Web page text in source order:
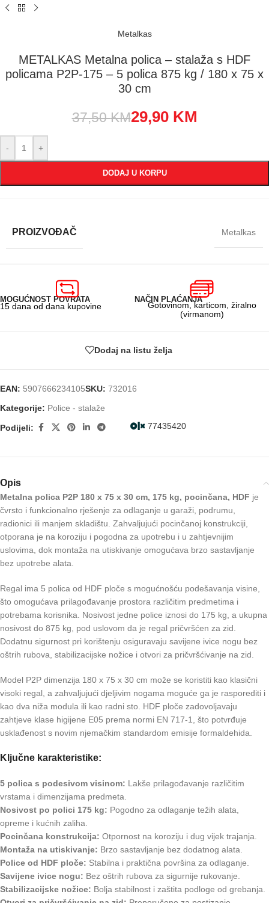
Metalkas
METALKAS Metalna polica – stalaža s HDF
policama P2P-175 – 5 polica 875 kg / 180 x 75 x
30 cm
37,50KM29,90 KM
- +
DODAJ U KORPU
PROIZVOĐAČ Metalkas
MOGUĆNOST POVRATA
15 dana od dana kupovine
NAČIN PLAĆANJA
Gotovinom, karticom, žiralno
(virmanom)
Dodaj na listu želja
EAN: 5907666234105SKU: 732016
Kategorije: Police - stalaže
77435420
Podijeli:
Opis
Metalna polica P2P 180 x 75 x 30 cm, 175 kg, pocinčana, HDF je
čvrsto i funkcionalno rješenje za odlaganje u garaži, podrumu,
radionici ili manjem skladištu. Zahvaljujući pocinčanoj konstrukciji,
otporana je na koroziju i pogodna za upotrebu i u zahtjevnijim
uslovima, dok montaža na utiskivanje omogućava brzo sastavljanje
bez upotrebe alata.
Regal ima 5 polica od HDF ploče s mogućnošću podešavanja visine,
što omogućava prilagođavanje prostora različitim predmetima i
potrebama korisnika. Nosivost jedne police iznosi do 175 kg, a ukupna
nosivost do 875 kg, pod uslovom da je regal pričvršćen za zid.
Dodatnu sigurnost pri korištenju osiguravaju savijene ivice nogu bez
oštrih rubova, stabilizacijske nožice i otvori za pričvršćivanje na zid.
Model P2P dimenzija 180 x 75 x 30 cm može se koristiti kao klasični
visoki regal, a zahvaljujući djeljivim nogama moguće ga je rasporediti i
kao dva niža modula ili kao radni sto. HDF ploče zadovoljavaju
zahtjeve klase higijene E05 prema normi EN 717-1, što potvrđuje
usklađenost s novim njemačkim standardom emisije formaldehida.
Ključne karakteristike:
5 polica s podesivom visinom: Lakše prilagođavanje različitim
vrstama i dimenzijama predmeta.
Nosivost po polici 175 kg: Pogodno za odlaganje težih alata,
opreme i kućnih zaliha.
Pocinčana konstrukcija: Otpornost na koroziju i dug vijek trajanja.
Montaža na utiskivanje: Brzo sastavljanje bez dodatnog alata.
Police od HDF ploče: Stabilna i praktična površina za odlaganje.
Savijene ivice nogu: Bez oštrih rubova za sigurnije rukovanje.
Stabilizacijske nožice: Bolja stabilnost i zaštita podloge od grebanja.